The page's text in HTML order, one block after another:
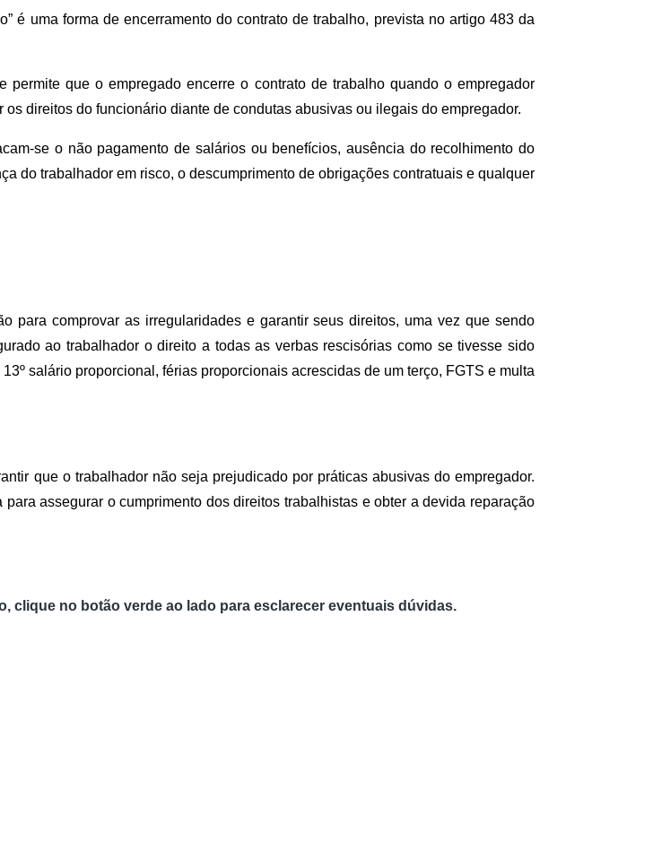
é uma forma de encerramento do contrato de trabalho, prevista no artigo 483 da
que o empregado encerre o contrato de trabalho quando o empregador
direitos do funcionário diante de condutas abusivas ou ilegais do empregador.
se o não pagamento de salários ou benefícios, ausência do recolhimento do
do trabalhador em risco, o descumprimento de obrigações contratuais e qualquer
para comprovar as irregularidades e garantir seus direitos, uma vez que sendo
ao trabalhador o direito a todas as verbas rescisórias como se tivesse sido
salário proporcional, férias proporcionais acrescidas de um terço, FGTS e multa
que o trabalhador não seja prejudicado por práticas abusivas do empregador.
assegurar o cumprimento dos direitos trabalhistas e obter a devida reparação
clique no botão verde ao lado para esclarecer eventuais dúvidas.